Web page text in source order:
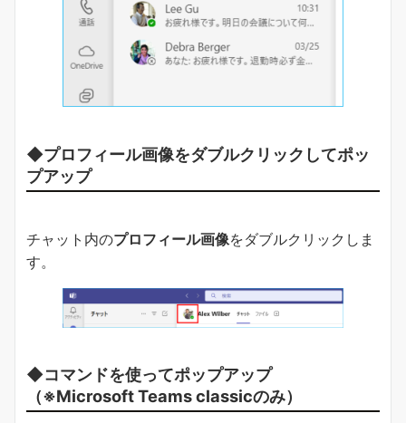
◆プロフィール画像をダブルクリックしてポッ
プアップ
チャット内のプロフィール画像をダブルクリックしま
す。
◆コマンドを使ってポップアップ
（※Microsoft Teams classicのみ）